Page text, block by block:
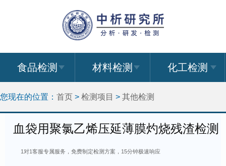
食品检测 材料检测 化工检测
您现在的位置： 首页 > 检测项目 > 其他检测
血袋用聚氯乙烯压延薄膜灼烧残渣检测
1对1客服专属服务，免费制定检测方案，15分钟极速响应